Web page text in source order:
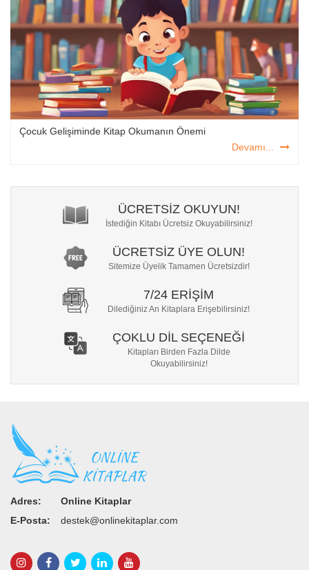
Çocuk Gelişiminde Kitap Okumanın Önemi
Devamı...
ÜCRETSİZ OKUYUN!
İstediğin Kitabı Ücretsiz Okuyabilirsiniz!
ÜCRETSİZ ÜYE OLUN!
Sitemize Üyelik Tamamen Ücretsizdir!
7/24 ERİŞİM
Dilediğiniz An Kitaplara Erişebilirsiniz!
ÇOKLU DİL SEÇENEĞİ
Kitapları Birden Fazla Dilde
Okuyabilirsiniz!
Adres:
Online Kitaplar
E-Posta:
destek@onlinekitaplar.com